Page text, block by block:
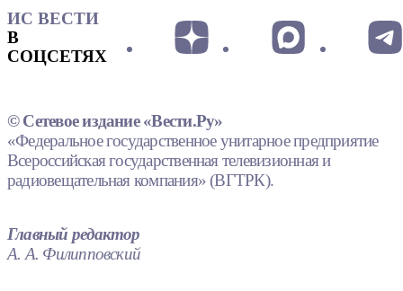
ИС ВЕСТИ
В
СОЦСЕТЯХ
© Сетевое издание «Вести.Ру»
«Федеральное государственное унитарное предприятие
Всероссийская государственная телевизионная и
радиовещательная компания» (ВГТРК).
Главный редактор
А. А. Филипповский